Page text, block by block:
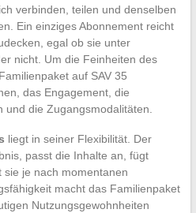
verbinden, teilen und denselben
Ein einziges Abonnement reicht
egal ob sie unter
nicht. Um die Feinheiten des
auf SAV 35
das Engagement, die
die Zugangsmodalitäten.
liegt in seiner Flexibilität. Der
passt die Inhalte an, fügt
je nach momentanen
macht das Familienpaket
Nutzungsgewohnheiten